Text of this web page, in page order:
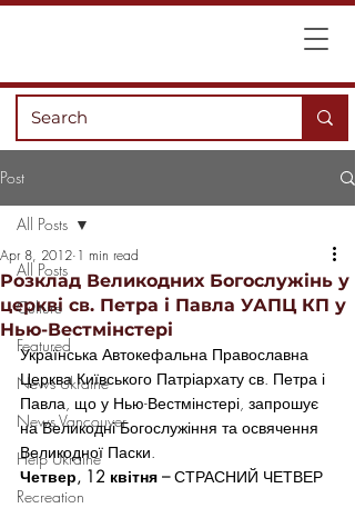
Post
All Posts
Culture
Featured
News Ukraine
News Vancouver
Help Ukraine
Recreation
All Posts
Розклад Великодних Богослужінь у
церкві св. Петра і Павла УАПЦ КП у
Нью-Вестмінстері
Apr 8, 2012 1 min read
Українська Автокефальна Православна
Церква Київського Патріархату св. Петра і
Павла, що у Нью-Вестмінстері, запрошує
на Великодні Богослужіння та освячення
Великодної Паски.
Четвер, 12 квітня – СТРАСНИЙ ЧЕТВЕР